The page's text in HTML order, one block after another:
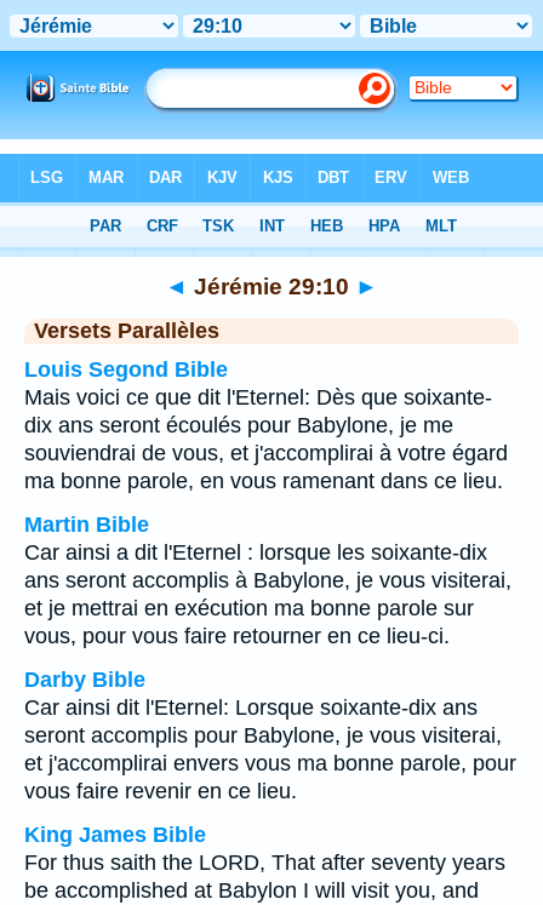
Chapitre 29 > Verset 10
◄ Jérémie 29:10 ►
Versets Parallèles
Louis Segond Bible
Mais voici ce que dit l'Eternel: Dès que soixante-
dix ans seront écoulés pour Babylone, je me
souviendrai de vous, et j'accomplirai à votre égard
ma bonne parole, en vous ramenant dans ce lieu.
Martin Bible
Car ainsi a dit l'Eternel : lorsque les soixante-dix
ans seront accomplis à Babylone, je vous visiterai,
et je mettrai en exécution ma bonne parole sur
vous, pour vous faire retourner en ce lieu-ci.
Darby Bible
Car ainsi dit l'Eternel: Lorsque soixante-dix ans
seront accomplis pour Babylone, je vous visiterai,
et j'accomplirai envers vous ma bonne parole, pour
vous faire revenir en ce lieu.
King James Bible
For thus saith the LORD, That after seventy years
be accomplished at Babylon I will visit you, and